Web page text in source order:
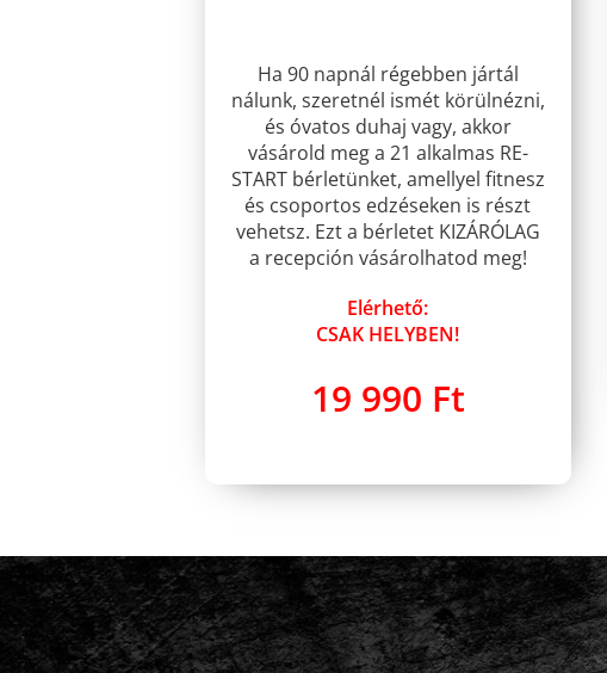
Ha 90 napnál régebben jártál
nálunk, szeretnél ismét körülnézni,
és óvatos duhaj vagy, akkor
vásárold meg a 21 alkalmas RE-
START bérletünket, amellyel fitnesz
és csoportos edzéseken is részt
vehetsz. Ezt a bérletet KIZÁRÓLAG
a recepción vásárolhatod meg!
Elérhető:
CSAK HELYBEN!
19 990 Ft